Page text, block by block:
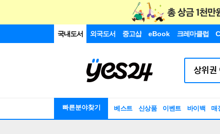
국내도서 외국도서 중고샵 eBook 크레마클럽
빠른분야찾기 베스트 신상품 이벤트 바이백 매